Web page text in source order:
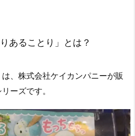
あることり」とは？
は、株式会社ケイカンパニーが販
ーズです。